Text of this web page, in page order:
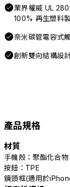
業界權威 UL
100% 再生塑料
奈米碳管電容式
創新雙向結構設
產品規格
材質
手機殼：聚酯化合
按鈕：TPE
鏡頭框(適用於